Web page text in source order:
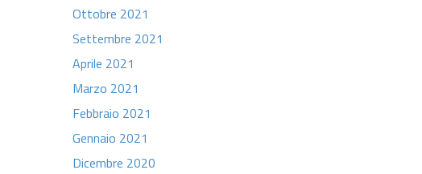
Ottobre 2021
Settembre 2021
Aprile 2021
Marzo 2021
Febbraio 2021
Gennaio 2021
Dicembre 2020